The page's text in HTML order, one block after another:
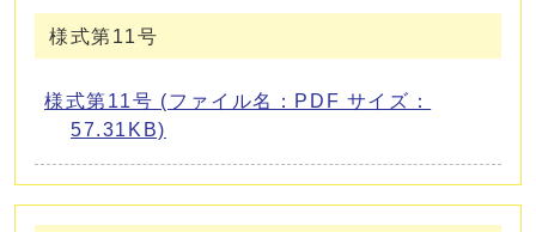
様式第11号
様式第11号 (ファイル名：PDF サイズ：
57.31KB)